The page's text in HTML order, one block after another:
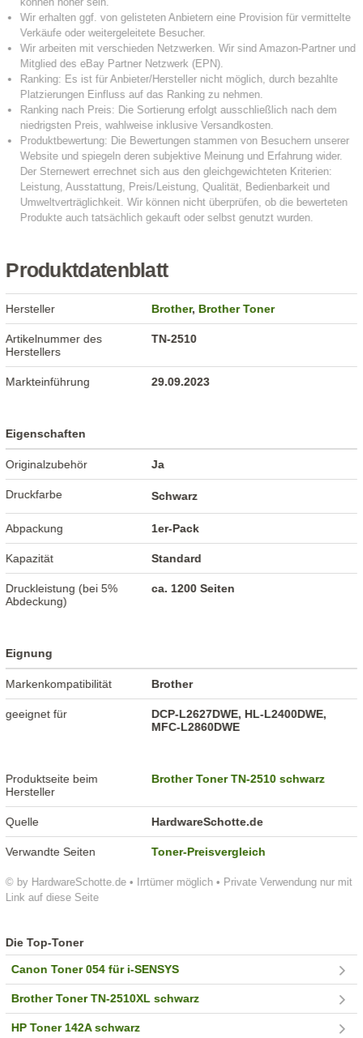
Produktdatenblatt
© by HardwareSchotte.de • Irrtümer möglich • Private Verwendung nur mit
Link auf diese Seite
Hersteller Brother,Brother Toner
Artikelnummer des
Herstellers
TN-2510
Markteinführung 29.09.2023
Eigenschaften
Originalzubehör Ja
Druckfarbe Schwarz
Abpackung 1er-Pack
Kapazität Standard
Druckleistung (bei 5%
Abdeckung)
ca. 1200 Seiten
Eignung
Markenkompatibilität Brother
geeignet für
DCP-L2627DWE, HL-L2400DWE,
MFC-L2860DWE
Produktseite beim
Hersteller
Brother Toner TN-2510 schwarz
Quelle HardwareSchotte.de
Verwandte Seiten Toner-Preisvergleich
Die Top-Toner
Canon Toner 054 für i-SENSYS
Brother Toner TN-2510XL schwarz
HP Toner 142A schwarz